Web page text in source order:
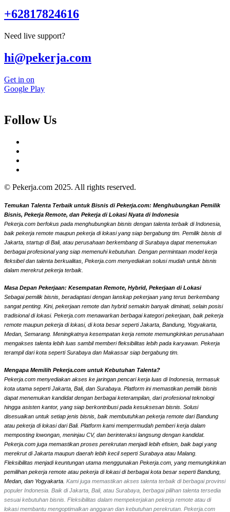
+62817824616
Need live support?
hi@pekerja.com
Get in on
Google Play
Follow Us
© Pekerja.com 2025. All rights reserved.
Temukan Talenta Terbaik untuk Bisnis di Pekerja.com: Menghubungkan Pemilik
Bisnis, Pekerja Remote, dan Pekerja di Lokasi Nyata di Indonesia
Pekerja.com berfokus pada menghubungkan bisnis dengan talenta terbaik di Indonesia,
baik pekerja remote maupun pekerja di lokasi yang siap bergabung tim. Pemilik bisnis di
Jakarta, startup di Bali, atau perusahaan berkembang di Surabaya dapat menemukan
berbagai profesional yang siap memenuhi kebutuhan. Dengan permintaan model kerja
fleksibel dan talenta berkualitas, Pekerja.com menyediakan solusi mudah untuk bisnis
dalam merekrut pekerja terbaik.
Masa Depan Pekerjaan: Kesempatan Remote, Hybrid, Pekerjaan di Lokasi
Sebagai pemilik bisnis, beradaptasi dengan lanskap pekerjaan yang terus berkembang
sangat penting. Kini, pekerjaan remote dan hybrid semakin banyak diminati, selain posisi
tradisional di lokasi. Pekerja.com menawarkan berbagai kategori pekerjaan, baik pekerja
remote maupun pekerja di lokasi, di kota besar seperti Jakarta, Bandung, Yogyakarta,
Medan, Semarang. Meningkatnya kesempatan kerja remote memungkinkan perusahaan
mengakses talenta lebih luas sambil memberi fleksibilitas lebih pada karyawan. Pekerja
terampil dari kota seperti Surabaya dan Makassar siap bergabung tim.
Mengapa Memilih Pekerja.com untuk Kebutuhan Talenta?
Pekerja.com menyediakan akses ke jaringan pencari kerja luas di Indonesia, termasuk
kota utama seperti Jakarta, Bali, dan Surabaya. Platform ini memastikan pemilik bisnis
dapat menemukan kandidat dengan berbagai keterampilan, dari profesional teknologi
hingga asisten kantor, yang siap berkontribusi pada kesuksesan bisnis. Solusi
disesuaikan untuk setiap jenis bisnis, baik membutuhkan pekerja remote dari Bandung
atau pekerja di lokasi dari Bali. Platform kami mempermudah pemberi kerja dalam
memposting lowongan, meninjau CV, dan berinteraksi langsung dengan kandidat.
Pekerja.com juga memastikan proses perekrutan menjadi lebih efisien, baik bagi yang
merekrut di Jakarta maupun daerah lebih kecil seperti Surabaya atau Malang.
Fleksibilitas menjadi keuntungan utama menggunakan Pekerja.com, yang memungkinkan
pemilihan pekerja remote atau pekerja di lokasi di berbagai kota besar seperti Bandung,
Medan, dan Yogyakarta. Kami juga memastikan akses talenta terbaik di berbagai provinsi
populer Indonesia. Baik di Jakarta, Bali, atau Surabaya, berbagai pilihan talenta tersedia
sesuai kebutuhan bisnis. Fleksibilitas dalam mempekerjakan pekerja remote atau di
lokasi membantu mengoptimalkan anggaran dan kebutuhan perekrutan. Pekerja.com